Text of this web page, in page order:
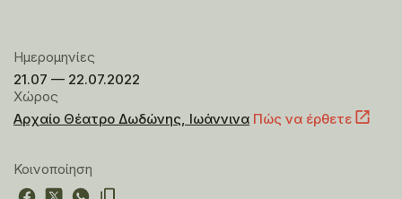
Ημερομηνίες
21.07 — 22.07.2022
Χώρος
Αρχαίο Θέατρο Δωδώνης, Ιωάννινα Πώς να έρθετε
Κοινοποίηση